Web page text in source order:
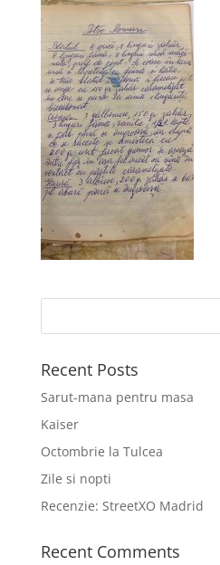
Recent Posts
Sarut-mana pentru masa
Kaiser
Octombrie la Tulcea
Zile si nopti
Recenzie: StreetXO Madrid
Recent Comments